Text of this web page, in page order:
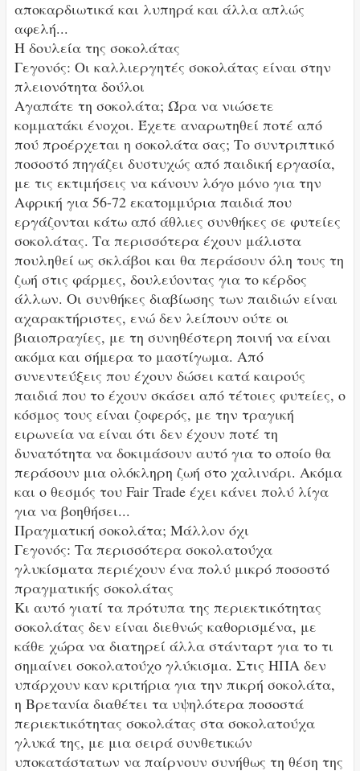
αποκαρδιωτικά και λυπηρά και άλλα απλώς
αφελή...
Η δουλεία της σοκολάτας
Γεγονός: Οι καλλιεργητές σοκολάτας είναι στην
πλειονότητα δούλοι
Αγαπάτε τη σοκολάτα; Ώρα να νιώσετε
κομματάκι ένοχοι. Έχετε αναρωτηθεί ποτέ από
πού προέρχεται η σοκολάτα σας; Το συντριπτικό
ποσοστό πηγάζει δυστυχώς από παιδική εργασία,
με τις εκτιμήσεις να κάνουν λόγο μόνο για την
Αφρική για 56-72 εκατομμύρια παιδιά που
εργάζονται κάτω από άθλιες συνθήκες σε φυτείες
σοκολάτας. Τα περισσότερα έχουν μάλιστα
πουληθεί ως σκλάβοι και θα περάσουν όλη τους τη
ζωή στις φάρμες, δουλεύοντας για το κέρδος
άλλων. Οι συνθήκες διαβίωσης των παιδιών είναι
αχαρακτήριστες, ενώ δεν λείπουν ούτε οι
βιαιοπραγίες, με τη συνηθέστερη ποινή να είναι
ακόμα και σήμερα το μαστίγωμα. Από
συνεντεύξεις που έχουν δώσει κατά καιρούς
παιδιά που το έχουν σκάσει από τέτοιες φυτείες, ο
κόσμος τους είναι ζοφερός, με την τραγική
ειρωνεία να είναι ότι δεν έχουν ποτέ τη
δυνατότητα να δοκιμάσουν αυτό για το οποίο θα
περάσουν μια ολόκληρη ζωή στο χαλινάρι. Ακόμα
και ο θεσμός του Fair Trade έχει κάνει πολύ λίγα
για να βοηθήσει...
Πραγματική σοκολάτα; Μάλλον όχι
Γεγονός: Τα περισσότερα σοκολατούχα
γλυκίσματα περιέχουν ένα πολύ μικρό ποσοστό
πραγματικής σοκολάτας
Κι αυτό γιατί τα πρότυπα της περιεκτικότητας
σοκολάτας δεν είναι διεθνώς καθορισμένα, με
κάθε χώρα να διατηρεί άλλα στάνταρτ για το τι
σημαίνει σοκολατούχο γλύκισμα. Στις ΗΠΑ δεν
υπάρχουν καν κριτήρια για την πικρή σοκολάτα,
η Βρετανία διαθέτει τα υψηλότερα ποσοστά
περιεκτικότητας σοκολάτας στα σοκολατούχα
γλυκά της, με μια σειρά συνθετικών
υποκατάστατων να παίρνουν συνήθως τη θέση της